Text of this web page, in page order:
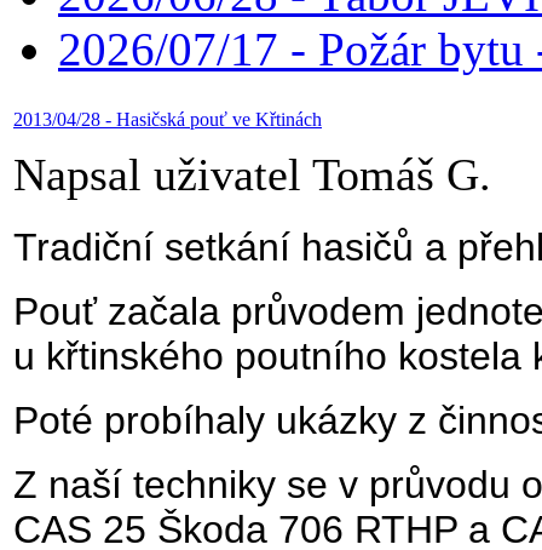
2026/07/17 - Požár
2013/04/28 - Hasičská pouť ve Křtinách
Napsal uživatel Tomáš G.
Tradiční setkání hasičů a
Pouť začala průvodem
u křtinského poutního
Poté probíhaly ukázky z
Z naší techniky se v průvodu
CAS 25 Škoda 706 RTHP a